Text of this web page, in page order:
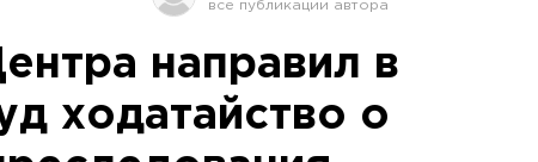
направил в
ходатайство о